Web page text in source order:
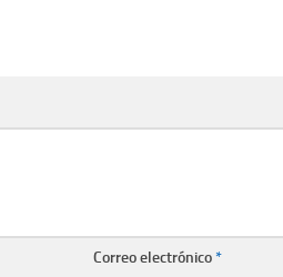
Correo electrónico*